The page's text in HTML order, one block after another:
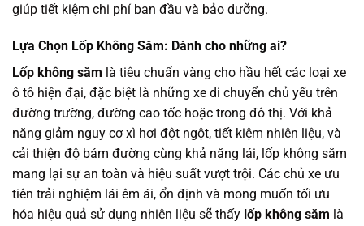
giúp tiết kiệm chi phí ban đầu và bảo dưỡng.
Lựa Chọn Lốp Không Săm: Dành cho những ai?
Lốp không săm là tiêu chuẩn vàng cho hầu hết các loại xe
ô tô hiện đại, đặc biệt là những xe di chuyển chủ yếu trên
đường trường, đường cao tốc hoặc trong đô thị. Với khả
năng giảm nguy cơ xì hơi đột ngột, tiết kiệm nhiên liệu, và
cải thiện độ bám đường cùng khả năng lái, lốp không săm
mang lại sự an toàn và hiệu suất vượt trội. Các chủ xe ưu
tiên trải nghiệm lái êm ái, ổn định và mong muốn tối ưu
hóa hiệu quả sử dụng nhiên liệu sẽ thấy lốp không săm là